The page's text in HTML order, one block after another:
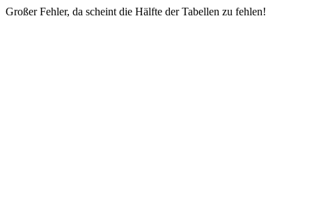
Großer Fehler, da scheint die Hälfte der Tabellen zu fehlen!